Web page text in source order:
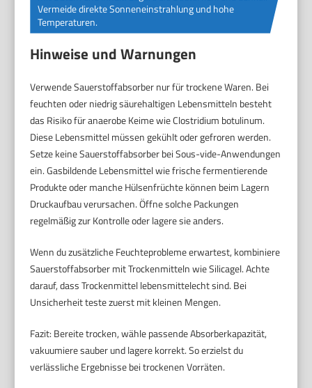
Vermeide direkte Sonneneinstrahlung und hohe
Temperaturen.
Hinweise und Warnungen
Verwende Sauerstoffabsorber nur für trockene Waren. Bei
feuchten oder niedrig säurehaltigen Lebensmitteln besteht
das Risiko für anaerobe Keime wie Clostridium botulinum.
Diese Lebensmittel müssen gekühlt oder gefroren werden.
Setze keine Sauerstoffabsorber bei Sous-vide-Anwendungen
ein. Gasbildende Lebensmittel wie frische fermentierende
Produkte oder manche Hülsenfrüchte können beim Lagern
Druckaufbau verursachen. Öffne solche Packungen
regelmäßig zur Kontrolle oder lagere sie anders.
Wenn du zusätzliche Feuchteprobleme erwartest, kombiniere
Sauerstoffabsorber mit Trockenmitteln wie Silicagel. Achte
darauf, dass Trockenmittel lebensmittelecht sind. Bei
Unsicherheit teste zuerst mit kleinen Mengen.
Fazit: Bereite trocken, wähle passende Absorberkapazität,
vakuumiere sauber und lagere korrekt. So erzielst du
verlässliche Ergebnisse bei trockenen Vorräten.